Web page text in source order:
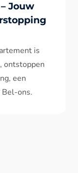
Tiolet
komt
wc , wc
nodig ?